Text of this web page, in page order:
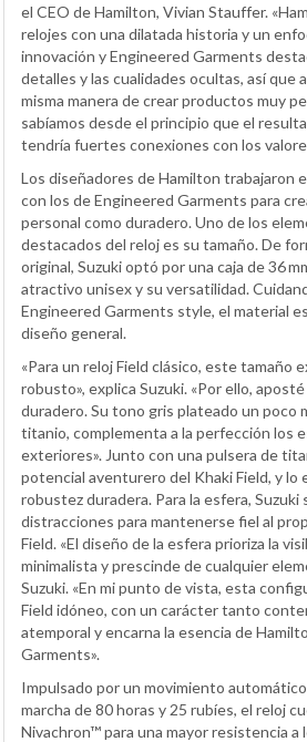
el CEO de Hamilton, Vivian Stauffer.
relojes con una dilatada historia y un
innovación y Engineered Garments
detalles y las cualidades ocultas, así que
misma manera de crear productos muy
sabíamos desde el principio que el
tendría fuertes conexiones con los
Los diseñadores de Hamilton trabajaron
con los de Engineered Garments para
personal como duradero. Uno de los
destacados del reloj es su tamaño. De
original, Suzuki optó por una caja de 36
atractivo unisex y su versatilidad.
Engineered Garments style, el material
diseño general.
«Para un reloj Field clásico, este tamaño
robusto», explica Suzuki. «Por ello,
duradero. Su tono gris plateado un poco
titanio, complementa a la perfección los
exteriores». Junto con una pulsera de
potencial aventurero del Khaki Field, y lo
robustez duradera. Para la esfera,
distracciones para mantenerse fiel al
Field. «El diseño de la esfera prioriza la
minimalista y prescinde de cualquier
Suzuki. «En mi punto de vista, esta
Field idóneo, con un carácter tanto
atemporal y encarna la esencia de
Garments».
Impulsado por un movimiento
marcha de 80 horas y 25 rubíes, el reloj
Nivachron™ para una mayor resistencia a